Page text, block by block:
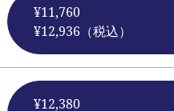
¥11,760
¥12,936（税込）
¥12,380